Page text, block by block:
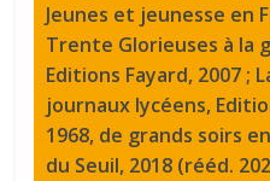
Jeunes et jeunesse en
Trente Glorieuses à la
Editions Fayard, 2007 ;
journaux lycéens,
1968, de grands soirs
du Seuil, 2018 (rééd.